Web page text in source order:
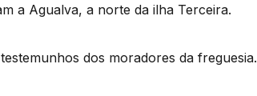
a Agualva, a norte da ilha Terceira.
dos moradores da freguesia.